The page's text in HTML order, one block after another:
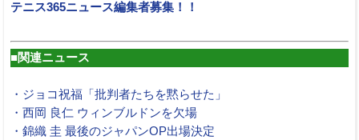
テニス365ニュース編集者募集！！
■関連ニュース
・ジョコ祝福「批判者たちを黙らせた」
・西岡 良仁 ウィンブルドンを欠場
・錦織 圭 最後のジャパンOP出場決定